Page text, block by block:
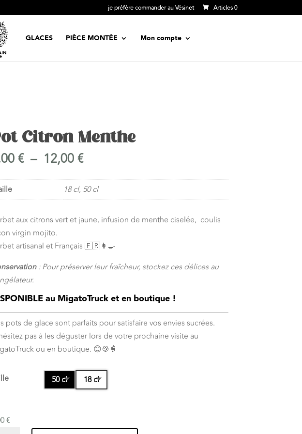
je préfère commander au Vésinet Articles 0
GLACES PIÈCE MONTÉE Mon compte
Citron Menthe
€ – 12,00€Plage
prix :
5,00 €
12,00 €
18 cl, 50 cl
aux citrons vert et jaune, infusion de menthe ciselée, coulis
virgin mojito.
artisanal et Français 🇫🇷👩‍🍳
: Pour préserver leur fraîcheur, stockez ces délices au
au MigatoTruck et en boutique !
pots de glace sont parfaits pour satisfaire vos envies sucrées.
pas à les déguster lors de votre prochaine visite au
ou en boutique. 😊🍪🍦
50 cl 18 cl
€